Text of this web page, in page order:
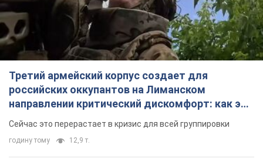
Третий армейский корпус создает для
российских оккупантов на Лиманском
направлении критический дискомфорт: как это
удалось
Сейчас это перерастает в кризис для всей группировки
годину тому 12,9 т.